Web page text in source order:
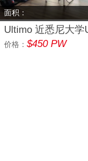
面积：
价格： $450 PW